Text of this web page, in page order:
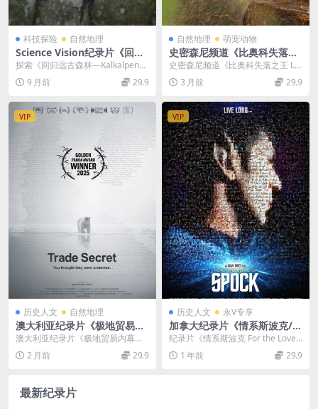
科技探险 自然地理
Science Vision纪录片《回归
远古森林—Kalkalpen国家公
园 Making An Ancient Fore
s 2017》英语英字 1080P/MP
园
探索《回归远古森林—Kalkalpen国
家公园 Making An Ancien...
9 月前 29.9
自然地理 萌宠动物
史密森尼频道《比奥科失落之
王 Lost Kings Of Bioko 201
9》英语中英双字 无水印纯净
版 1080P/MKV/3.32G 中非灵
史密森尼频道《比奥科失落之王 Lo
st Kings Of Bioko 2019》...
3 月前 29.9
VIP
历史人文 自然地理
澳大利亚纪录片《极地贸易内
幕：北极熊的代价 Trade Secr
et 2025》英语无字 无水印纯
净版 1080P/MP4/1.66G 商业
澳大利亚纪录片《极地贸易内幕：
北极熊的代价 Trade Secret 202
5》...2 月前 29.9
VIP
历史人文 永V专享
加拿大纪录片《情系斯波克/纪
念星际迷航 For the Love of
Spock 2016》英语多国中字
官方纯净版 4K超清/2160P/M
纪录片《情系斯波克 For the Love
of Spock 2016》 《情...
1 年前 29.9
最新纪录片